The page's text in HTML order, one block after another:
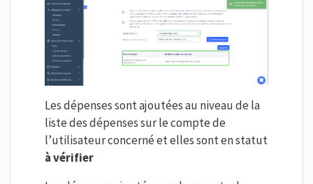
Les dépenses sont ajoutées au niveau de la
liste des dépenses sur le compte de
l’utilisateur concerné et elles sont en statut
à vérifier